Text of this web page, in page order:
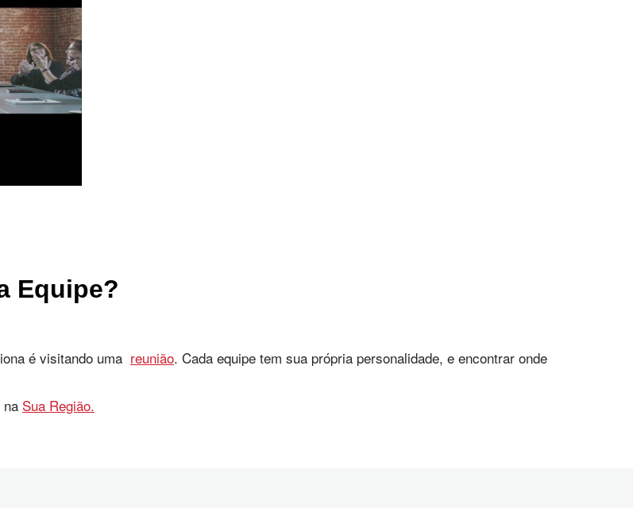
Equipe?
é visitando uma reunião. Cada equipe tem sua própria personalidade, e encontrar onde
Sua Região.